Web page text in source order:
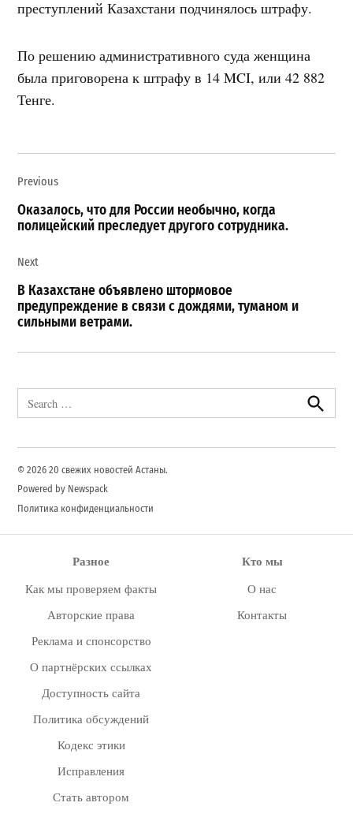
преступлений Казахстани подчинялось штрафу.
По решению административного суда женщина
была приговорена к штрафу в 14 MCI, или 42 882
Тенге.
по
записям
Previous
Оказалось, что для России необычно, когда
полицейский преследует другого сотрудника.
Next
В Казахстане объявлено штормовое
предупреждение в связи с дождями, туманом и
сильными ветрами.
for:
Search
© 2026 20 свежих новостей Астаны.
Powered by Newspack
Политика конфиденциальности
Разное
Как мы проверяем факты
Авторские права
Реклама и спонсорство
О партнёрских ссылках
Доступность сайта
Политика обсуждений
Кодекс этики
Исправления
Стать автором
Кто мы
О нас
Контакты